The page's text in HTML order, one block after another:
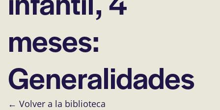
meses:
Generalidades
← Volver a la biblioteca